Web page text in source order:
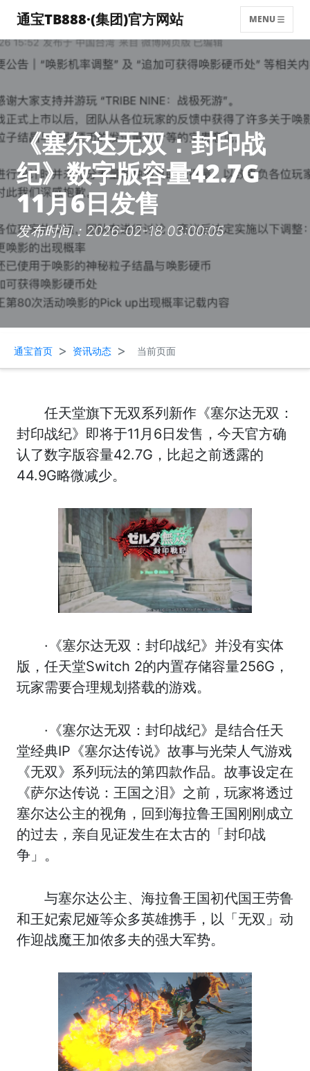
通宝TB888·(集团)官方网站 MENU
《塞尔达无双：封印战
纪》数字版容量42.7G
11月6日发售
发布时间：2026-02-18 03:00:05
通宝首页 > 资讯动态 > 当前页面
任天堂旗下无双系列新作《塞尔达无双：
封印战纪》即将于11月6日发售，今天官方确
认了数字版容量42.7G，比起之前透露的
44.9G略微减少。
·《塞尔达无双：封印战纪》并没有实体
版，任天堂Switch 2的内置存储容量256G，
玩家需要合理规划搭载的游戏。
·《塞尔达无双：封印战纪》是结合任天
堂经典IP《塞尔达传说》故事与光荣人气游戏
《无双》系列玩法的第四款作品。故事设定在
《萨尔达传说：王国之泪》之前，玩家将透过
塞尔达公主的视角，回到海拉鲁王国刚刚成立
的过去，亲自见证发生在太古的「封印战
争」。
与塞尔达公主、海拉鲁王国初代国王劳鲁
和王妃索尼娅等众多英雄携手，以「无双」动
作迎战魔王加侬多夫的强大军势。